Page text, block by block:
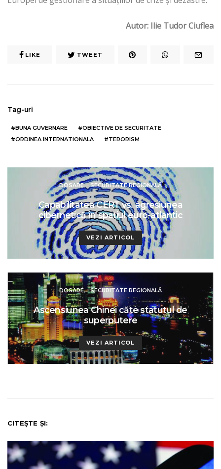
Autor: Ilie Tudor Ciuflea
LIKE TWEET
Tag-uri
BUNA GUVERNARE
OBIECTIVE DE SECURITATE
ORDINEA INTERNATIONALA
TERORISM
DOSARE SECURITATE REGIONALĂ
Capabilitatea CERT vs. agresiunea
cibernetică în spațiul euro-atlantic
VEZI ARTICOL
DOSARE SECURITATE REGIONALĂ
Ascensiunea Chinei căte statutul de
superputere
VEZI ARTICOL
CITEȘTE ȘI: